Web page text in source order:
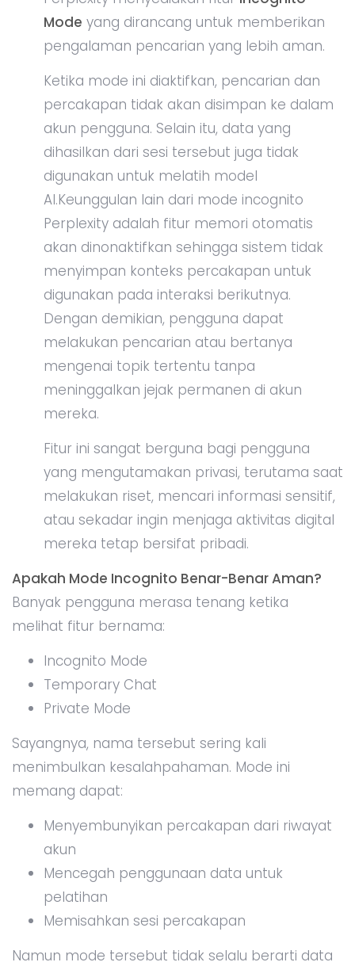
Mode yang dirancang untuk memberikan
pengalaman pencarian yang lebih aman.
Ketika mode ini diaktifkan, pencarian dan
percakapan tidak akan disimpan ke dalam
akun pengguna. Selain itu, data yang
dihasilkan dari sesi tersebut juga tidak
digunakan untuk melatih model
AI.Keunggulan lain dari mode incognito
Perplexity adalah fitur memori otomatis
akan dinonaktifkan sehingga sistem tidak
menyimpan konteks percakapan untuk
digunakan pada interaksi berikutnya.
Dengan demikian, pengguna dapat
melakukan pencarian atau bertanya
mengenai topik tertentu tanpa
meninggalkan jejak permanen di akun
mereka.
Fitur ini sangat berguna bagi pengguna
yang mengutamakan privasi, terutama saat
melakukan riset, mencari informasi sensitif,
atau sekadar ingin menjaga aktivitas digital
mereka tetap bersifat pribadi.
Apakah Mode Incognito Benar-Benar Aman?
Banyak pengguna merasa tenang ketika
melihat fitur bernama:
Incognito Mode
Temporary Chat
Private Mode
Sayangnya, nama tersebut sering kali
menimbulkan kesalahpahaman. Mode ini
memang dapat:
Menyembunyikan percakapan dari riwayat
akun
Mencegah penggunaan data untuk
pelatihan
Memisahkan sesi percakapan
Namun mode tersebut tidak selalu berarti data